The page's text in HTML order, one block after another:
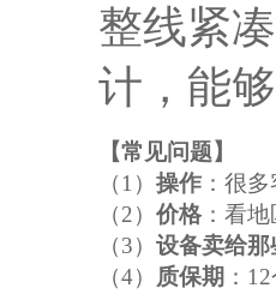
整线紧
计，能
【常见问题】
（1） 操作 ：很
（2） 价格 ：看
（3） 设备卖给那
（4） 质保期 ：